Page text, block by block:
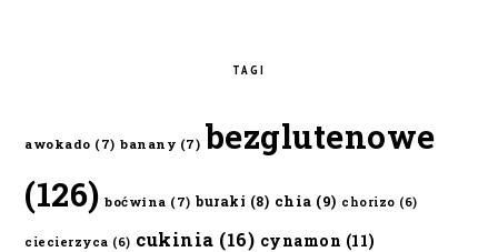
TAGI
awokado (7) banany (7) bezglutenowe
(126) boćwina (7) buraki (8) chia (9) chorizo (6)
ciecierzyca (6) cukinia (16) cynamon (11)